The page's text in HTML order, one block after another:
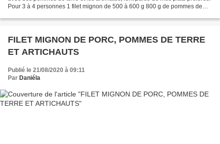
Pour 3 à 4 personnes 1 filet mignon de 500 à 600 g 800 g de pommes de
FILET MIGNON DE PORC, POMMES DE TERRE
ET ARTICHAUTS
Publié le 21/08/2020 à 09:11
Par Daniéla